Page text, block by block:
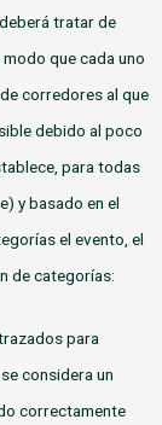
tratar de
que cada uno
corredores al que
debido al poco
para todas
y basado en el
el evento, el
de categorías:
para
considera un
correctamente